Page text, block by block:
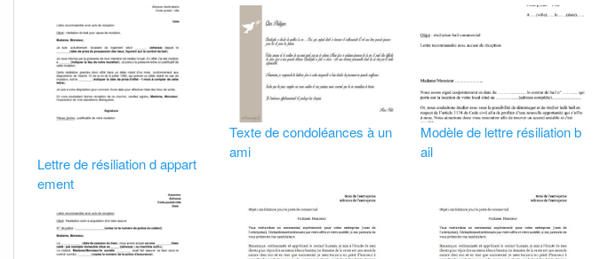
Lettre de résiliation d appart
ement
Texte de condoléances à un
ami
Modèle de lettre résiliation b
ail